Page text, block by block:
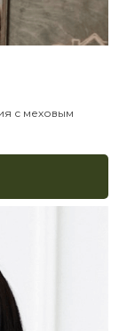
с меховым